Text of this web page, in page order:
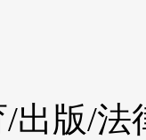
出版/法